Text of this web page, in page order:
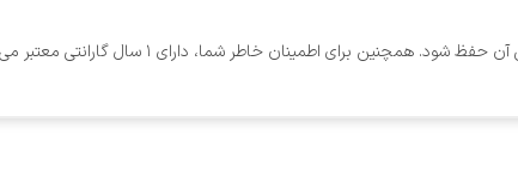
برای اطمینان خاطر شما، دارای ۱ سال گارانتی معتبر می‌باشد.